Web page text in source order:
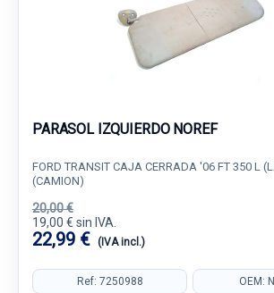
PARASOL IZQUIERDO NOREF
FORD TRANSIT CAJA CERRADA '06 FT 350 L
(CAMION)
20,00 €
19,00 € sin IVA.
22,99 € (IVA incl.)
Ref: 7250988 OEM: